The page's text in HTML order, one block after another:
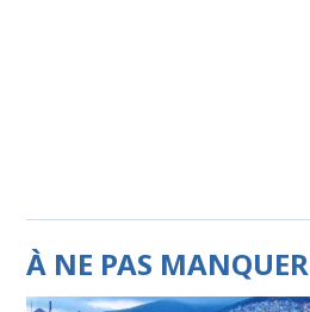
À NE PAS MANQUER